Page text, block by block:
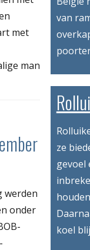
met
man
werden
onder
van
ze
gevoel
koel